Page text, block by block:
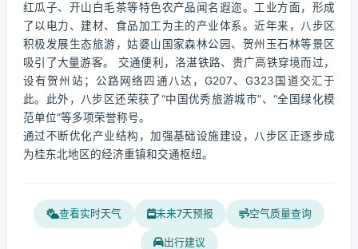
红瓜子、开山白毛茶等特色农产品闻名遐迩。工业方面，形成
了以电力、建材、食品加工为主的产业体系。近年来，八步区
积极发展生态旅游，姑婆山国家森林公园、贺州玉石林等景区
吸引了大量游客。 交通便利，洛湛铁路、贵广高铁穿境而过，
设有贺州站；公路网络四通八达，G207、G323国道交汇于
此。此外，八步区还荣获了“中国优秀旅游城市”、“全国绿化模
范单位”等多项荣誉称号。
通过不断优化产业结构，加强基础设施建设，八步区正逐步成
为桂东北地区的经济重镇和交通枢纽。
查看实时天气 未来7天预报 空气质量查询
出行建议